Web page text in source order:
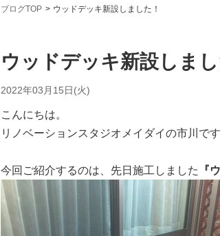
ブログTOP ウッドデッキ新設しました！
ウッドデッキ新設しまし
2022年03月15日(火)
こんにちは。
リノベーションスタジオメイダイの市川です
今回ご紹介するのは、先日施工しました 『